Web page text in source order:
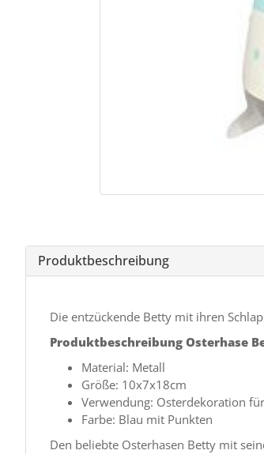
Produktbeschreibung
Die entzückende Betty mit ihren
Produktbeschreibung Osterhase
Material: Metall
Größe: 10x7x18cm
Verwendung: Osterdekoration
Farbe: Blau mit Punkten
Den beliebte Osterhasen Betty mit